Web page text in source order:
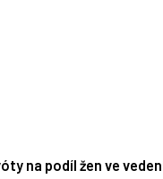
na podíl žen ve